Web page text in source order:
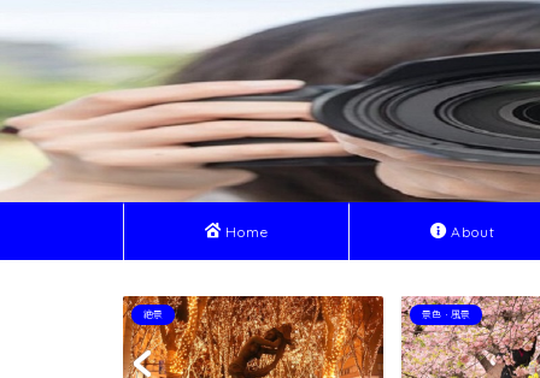
Home About
景色・風景 絶景